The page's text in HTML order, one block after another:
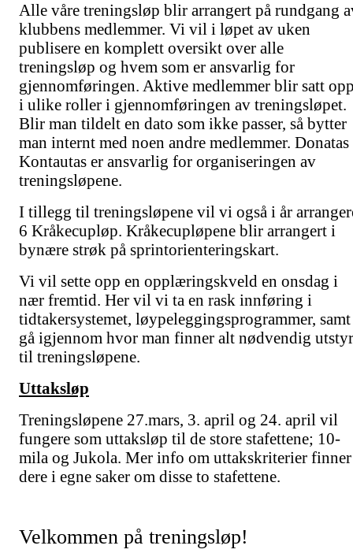
Alle våre treningsløp blir arrangert på rundgang
klubbens medlemmer. Vi vil i løpet av uken
publisere en komplett oversikt over alle
treningsløp og hvem som er ansvarlig for
gjennomføringen. Aktive medlemmer blir satt
i ulike roller i gjennomføringen av treningsløpet.
Blir man tildelt en dato som ikke passer, så bytter
man internt med noen andre medlemmer. Donatas
Kontautas er ansvarlig for organiseringen av
treningsløpene.
I tillegg til treningsløpene vil vi også i år
6 Kråkecupløp. Kråkecupløpene blir arrangert i
bynære strøk på sprintorienteringskart.
Vi vil sette opp en opplæringskveld en onsdag i
nær fremtid. Her vil vi ta en rask innføring i
tidtakersystemet, løypeleggingsprogrammer, samt
gå igjennom hvor man finner alt nødvendig utstyr
til treningsløpene.
Uttaksløp
Treningsløpene 27.mars, 3. april og 24. april vil
fungere som uttaksløp til de store stafettene; 10-
mila og Jukola. Mer info om uttakskriterier finner
dere i egne saker om disse to stafettene.
Velkommen på treningsløp!